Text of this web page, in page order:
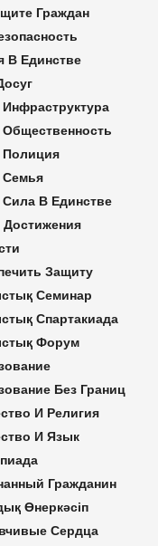
Граждан
В Единстве
В Единстве
Защиту
Семинар
Спартакиада
Форум
Без Границ
И Религия
И Язык
Гражданин
Өнеркәсіп
Сердца